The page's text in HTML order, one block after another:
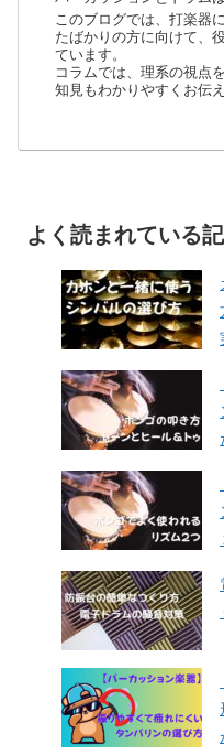
このブログでは、打楽器
たばかりの方に向けて、
ています。
コラムでは、理系の視点
知見もわかりやすくお伝
よく読まれている